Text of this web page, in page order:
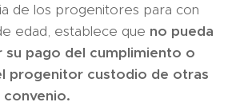
de los progenitores para con
edad, establece que no pueda
su pago del cumplimiento o
progenitor custodio de otras